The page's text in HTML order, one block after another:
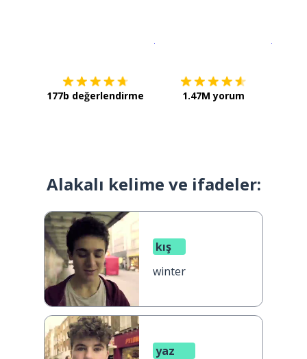
177b değerlendirme 1.47M yorum
Alakalı kelime ve ifadeler:
kış
winter
yaz